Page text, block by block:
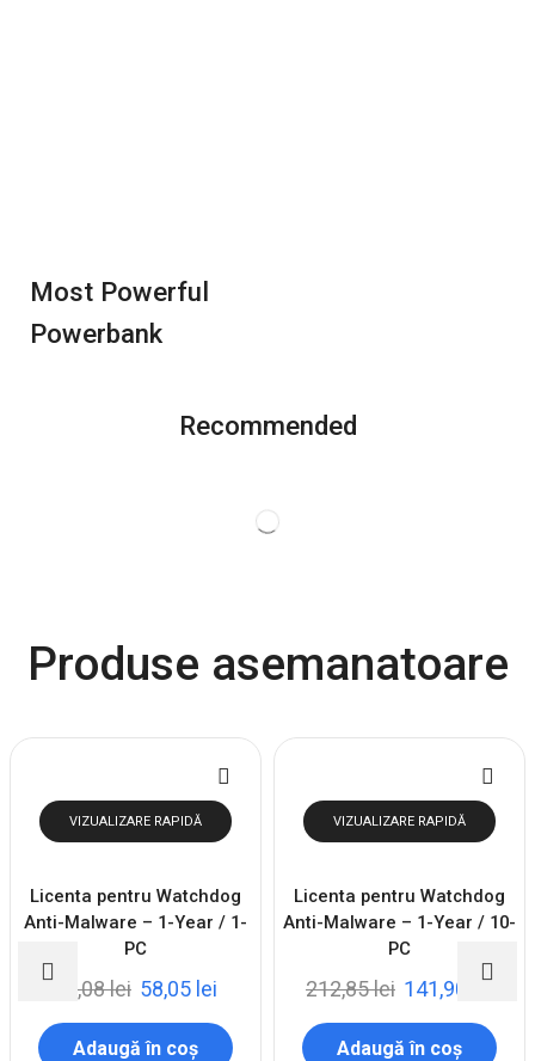
Most Powerful
Powerbank
Recommended
Produse asemanatoare
VIZUALIZARE RAPIDĂ
Licenta pentru Watchdog
Anti-Malware – 1-Year / 1-
PC
87,08lei 58,05 lei
Adaugă în coș
VIZUALIZARE RAPIDĂ
Licenta pentru Watchdog
Anti-Malware – 1-Year / 10-
PC
212,85lei 141,90 lei
Adaugă în coș